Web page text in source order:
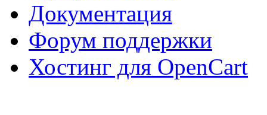
Документация
Форум поддержки
Хостинг для OpenCart